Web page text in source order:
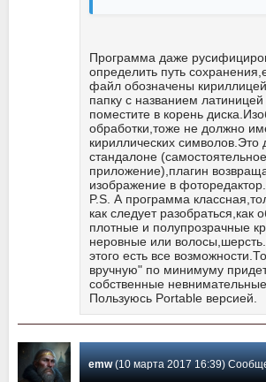
Программа даже
определить путь
файл обозначены
папку с названием латиницей
поместите в корень
обработки,тоже не должно
кириллических символов.Это
стандалоне (самостоятельное
приложение),плагин
изображение в
P.S. А программа
как следует разобраться,как
плотные и полупрозрачные
неровные или
этого есть все
вручную" по минимуму
собственные невнимательные
Пользуюсь Portable версией.
emw(10 марта 2017 16:39) Сообщение